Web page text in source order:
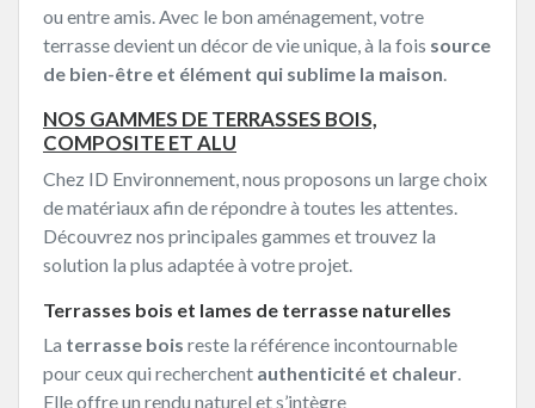
ou entre amis. Avec le bon aménagement, votre
terrasse devient un décor de vie unique, à la fois source
de bien-être et élément qui sublime la maison.
NOS GAMMES DE TERRASSES BOIS,
COMPOSITE ET ALU
Chez ID Environnement, nous proposons un large choix
de matériaux afin de répondre à toutes les attentes.
Découvrez nos principales gammes et trouvez la
solution la plus adaptée à votre projet.
Terrasses bois et lames de terrasse naturelles
La terrasse bois reste la référence incontournable
pour ceux qui recherchent authenticité et chaleur.
Elle offre un rendu naturel et s’intègre